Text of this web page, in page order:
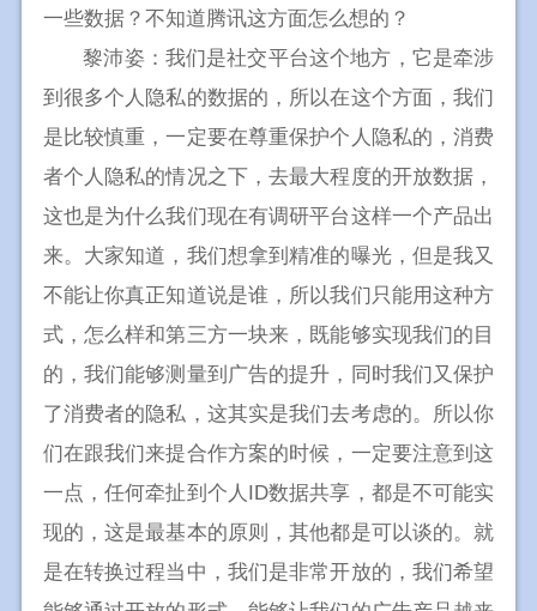
一些数据？不知道腾讯这方面怎么想的？
黎沛姿：我们是社交平台这个地方，它是牵涉
到很多个人隐私的数据的，所以在这个方面，我们
是比较慎重，一定要在尊重保护个人隐私的，消费
者个人隐私的情况之下，去最大程度的开放数据，
这也是为什么我们现在有调研平台这样一个产品出
来。大家知道，我们想拿到精准的曝光，但是我又
不能让你真正知道说是谁，所以我们只能用这种方
式，怎么样和第三方一块来，既能够实现我们的目
的，我们能够测量到广告的提升，同时我们又保护
了消费者的隐私，这其实是我们去考虑的。所以你
们在跟我们来提合作方案的时候，一定要注意到这
一点，任何牵扯到个人ID数据共享，都是不可能实
现的，这是最基本的原则，其他都是可以谈的。就
是在转换过程当中，我们是非常开放的，我们希望